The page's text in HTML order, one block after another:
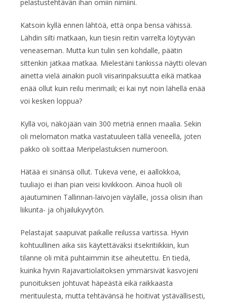
pelastustehtävän ihan omiin nimiini.
Katsoin kyllä ennen lähtöä, että onpa bensa vähissä.
Lähdin silti matkaan, kun tiesin reitin varrelta löytyvän
veneaseman. Mutta kun tulin sen kohdalle, päätin
sittenkin jatkaa matkaa. Mielestäni tankissa näytti olevan
ainetta vielä ainakin puoli viisarinpaksuutta eikä matkaa
enää ollut kuin reilu merimaili; ei kai nyt noin lähellä enää
voi kesken loppua?
Kyllä voi, näköjään vain 300 metriä ennen maalia. Sekin
oli melomaton matka vastatuuleen tällä veneellä, joten
pakko oli soittaa Meripelastuksen numeroon.
Hätää ei sinänsä ollut. Tukeva vene, ei aallokkoa,
tuuliajo ei ihan pian veisi kivikkoon. Ainoa huoli oli
ajautuminen Tallinnan-laivojen väylälle, jossa olisin ihan
liikunta- ja ohjailukyvytön.
Pelastajat saapuivat paikalle reilussa vartissa. Hyvin
kohtuullinen aika siis käytettäväksi itsekritiikkiin, kun
tilanne oli mitä puhtaimmin itse aiheutettu. En tiedä,
kuinka hyvin Rajavartiolaitoksen ymmärsivät kasvojeni
punoituksen johtuvat häpeästä eikä raikkaasta
merituulesta, mutta tehtävänsä he hoitivat ystävällisesti,